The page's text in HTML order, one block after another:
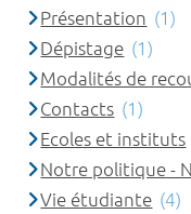
Présentation (1)
Dépistage (1)
Modalités de
Contacts (1)
Ecoles et instituts
Notre politique -
Vie étudiante (4)